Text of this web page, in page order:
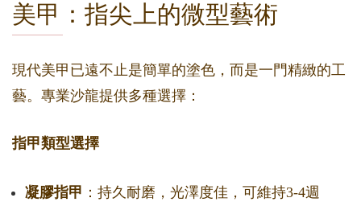
美甲：指尖上的微型藝術
現代美甲已遠不止是簡單的塗色，而是一門精緻的工
藝。專業沙龍提供多種選擇：
指甲類型選擇
凝膠指甲 ：持久耐磨，光澤度佳，可維持3-4週